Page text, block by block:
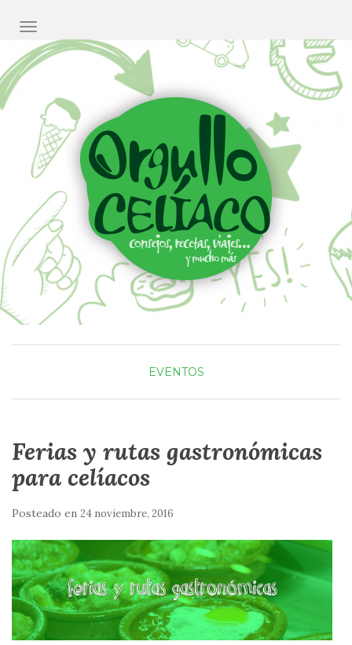
CAMBIAR NAVEGACIÓN
EVENTOS
Ferias y rutas gastronómicas
para celíacos
Posteado en 24 noviembre, 2016